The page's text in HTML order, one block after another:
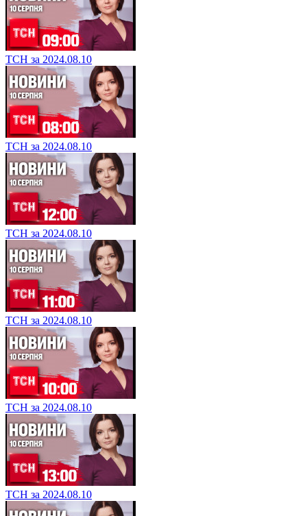
ТСН за 2024.08.10
ТСН за 2024.08.10
ТСН за 2024.08.10
ТСН за 2024.08.10
ТСН за 2024.08.10
ТСН за 2024.08.10